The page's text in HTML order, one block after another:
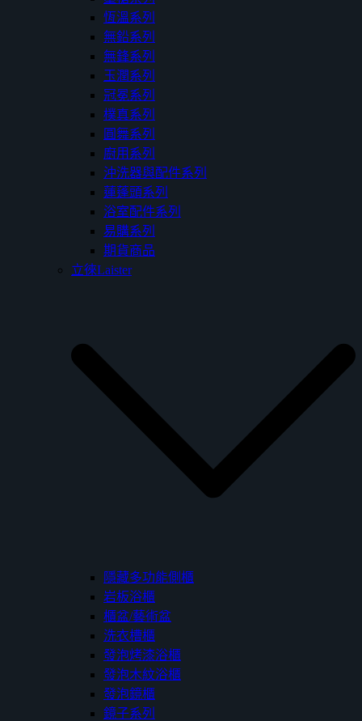
恆溫系列
無鉛系列
無鋒系列
玉潤系列
冠冕系列
樸真系列
圓舞系列
廚用系列
沖洗器與配件系列
蓮蓬頭系列
浴室配件系列
易購系列
期貨商品
立徠Laister
隱藏多功能側櫃
岩板浴櫃
櫃盆/藝術盆
洗衣槽櫃
發泡烤漆浴櫃
發泡木紋浴櫃
發泡鏡櫃
鏡子系列